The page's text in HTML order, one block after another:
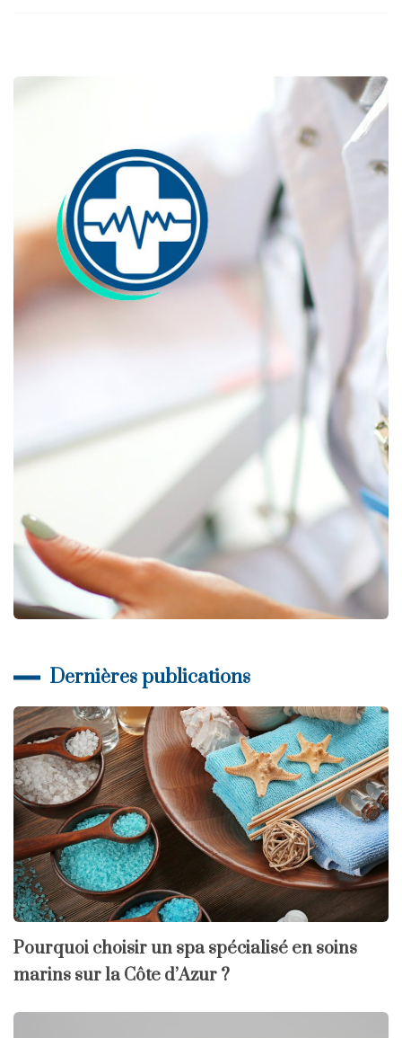
Dernières publications
Pourquoi choisir un spa spécialisé en soins
marins sur la Côte d’Azur ?